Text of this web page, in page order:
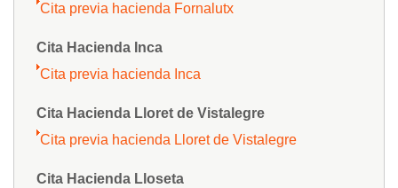
Cita previa hacienda Fornalutx
Cita Hacienda Inca
Cita previa hacienda Inca
Cita Hacienda Lloret de Vistalegre
Cita previa hacienda Lloret de Vistalegre
Cita Hacienda Lloseta